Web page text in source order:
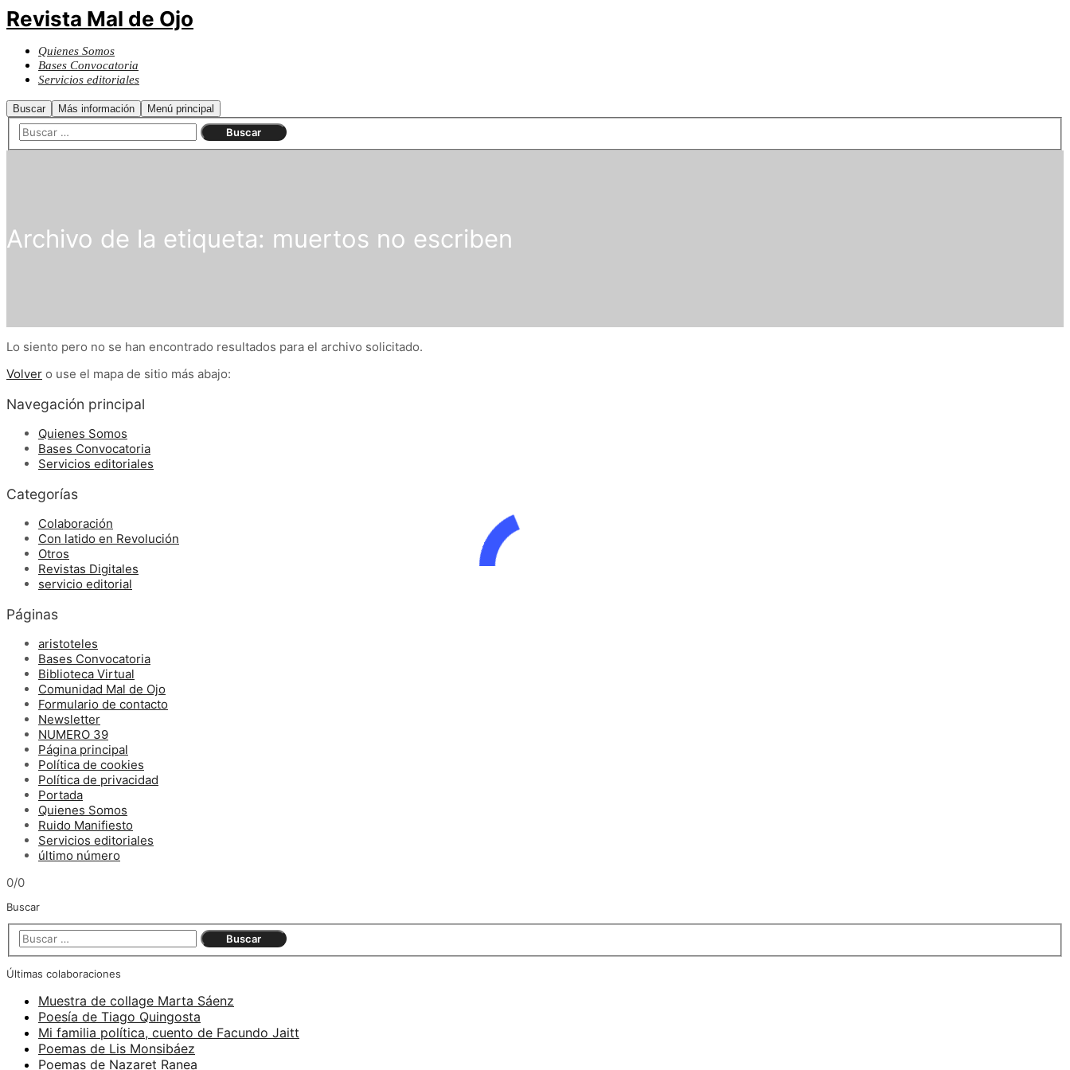
Revista Mal de Ojo
Quienes Somos
Bases Convocatoria
Servicios editoriales
Buscar Más información Menú principal
Archivo de la etiqueta: muertos no escriben
Lo siento pero no se han encontrado resultados para el archivo solicitado.
Volver o use el mapa de sitio más abajo:
Navegación principal
Quienes Somos
Bases Convocatoria
Servicios editoriales
Categorías
Colaboración
Con latido en Revolución
Otros
Revistas Digitales
servicio editorial
Páginas
aristoteles
Bases Convocatoria
Biblioteca Virtual
Comunidad Mal de Ojo
Formulario de contacto
Newsletter
NUMERO 39
Página principal
Política de cookies
Política de privacidad
Portada
Quienes Somos
Ruido Manifiesto
Servicios editoriales
último número
0/0
Buscar
Últimas colaboraciones
Muestra de collage Marta Sáenz
Poesía de Tiago Quingosta
Mi familia política, cuento de Facundo Jaitt
Poemas de Lis Monsibáez
Poemas de Nazaret Ranea